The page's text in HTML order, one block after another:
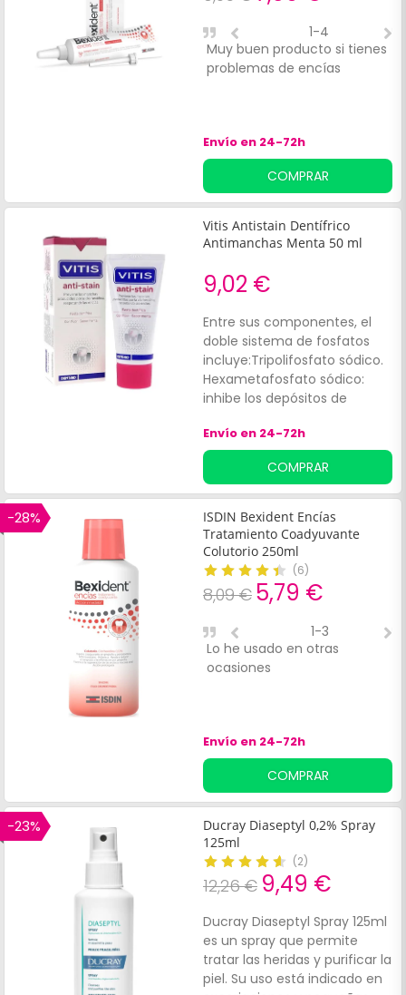
Muy buen producto si tienes
problemas de encías
1-4
Envío en 24-72h
COMPRAR
Vitis Antistain Dentífrico
Antimanchas Menta 50 ml
9,02 €
Entre sus componentes, el
doble sistema de fosfatos
incluye:Tripolifosfato sódico.
Hexametafosfato sódico:
inhibe los depósitos de
barrera protectora contra la
tinción.
Envío en 24-72h
COMPRAR
-28%
ISDIN Bexident Encías
Tratamiento Coadyuvante
Colutorio 250ml
(6)
8,09 € 5,79 €
Lo he usado en otras
ocasiones
1-3
Envío en 24-72h
COMPRAR
-23%
Ducray Diaseptyl 0,2% Spray
125ml
(2)
12,26 € 9,49 €
Ducray Diaseptyl Spray 125ml
es un spray que permite
tratar las heridas y purificar la
piel. Su uso está indicado en